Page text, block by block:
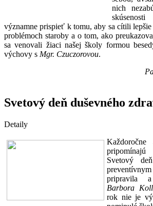
nich
významne prispieť k tomu, aby sa cítili
problémoch staroby a o tom, ako
sa venovali žiaci našej školy formou
výchovy s Mgr. Czuczorovou.
Svetový deň duševného
Detaily
Svetový
pripravila
Barbora
rok nie je